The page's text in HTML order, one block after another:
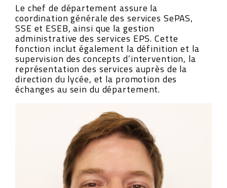
Le chef de département assure la
coordination générale des services SePAS,
SSE et ESEB, ainsi que la gestion
administrative des services EPS. Cette
fonction inclut également la définition et la
supervision des concepts d’intervention, la
représentation des services auprès de la
direction du lycée, et la promotion des
échanges au sein du département.